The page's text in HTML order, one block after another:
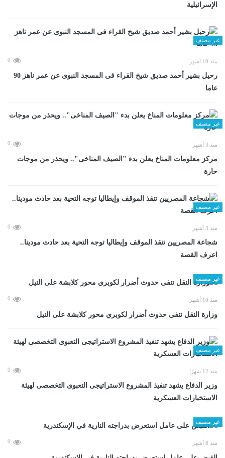
الإسرائيلية
غير مصنف
منذ 10 أشهر 0
رحيل بشير أحمد صديق شيخ القراء فى المسجد النبوى عن عمر ناهز 90
عاما
غير مصنف
منذ 3 أشهر 0
مركز معلومات المناخ يعلن بدء "الصيف المناخى".. ويحذر من موجات
حارة
غير مصنف
منذ 3 أشهر 0
شجاعة المصريين تنقذ الموقف وإيطاليا توجه التحية بعد حادث مودينا..
اعرف القصة
غير مصنف
منذ 10 أشهر 0
وزارة النقل تنفى حدوث أضرار لكوبري محور كلابشة على النيل
غير مصنف
منذ 12 شهرًا 0
وزير الدفاع يشهد تنفيذ المشروع الاستراتيجى التعبوى التخصصى لهيئة
الاستخبارات العسكرية
غير مصنف
منذ 8 أشهر 0